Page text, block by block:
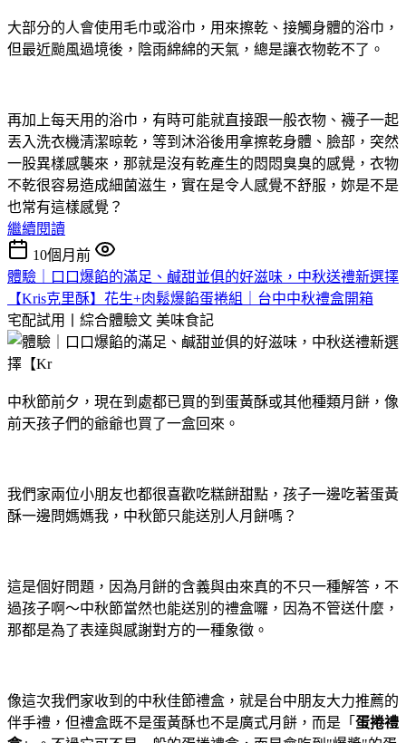
大部分的人會使用毛巾或浴巾，用來擦乾、接觸身體的浴巾，
但最近颱風過境後，陰雨綿綿的天氣，總是讓衣物乾不了。
再加上每天用的浴巾，有時可能就直接跟一般衣物、襪子一起
丟入洗衣機清潔晾乾，等到沐浴後用拿擦乾身體、臉部，突然
一股異樣感襲來，那就是沒有乾產生的悶悶臭臭的感覺，衣物
不乾很容易造成細菌滋生，實在是令人感覺不舒服，妳是不是
也常有這樣感覺？
繼續閱讀
10個月前
體驗｜口口爆餡的滿足、鹹甜並俱的好滋味，中秋送禮新選擇
【Kris克里酥】花生+肉鬆爆餡蛋捲組｜台中中秋禮盒開箱
宅配試用丨綜合體驗文 美味食記
中秋節前夕，現在到處都已買的到蛋黃酥或其他種類月餅，像
前天孩子們的爺爺也買了一盒回來。
我們家兩位小朋友也都很喜歡吃糕餅甜點，孩子一邊吃著蛋黃
酥一邊問媽媽我，中秋節只能送別人月餅嗎？
這是個好問題，因為月餅的含義與由來真的不只一種解答，不
過孩子啊～中秋節當然也能送別的禮盒囉，因為不管送什麼，
那都是為了表達與感謝對方的一種象徵。
像這次我們家收到的中秋佳節禮盒，就是台中朋友大力推薦的
伴手禮，但禮盒既不是蛋黃酥也不是廣式月餅，而是「 蛋捲禮